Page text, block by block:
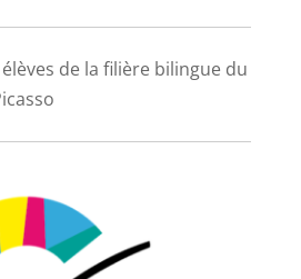
de la filière bilingue du